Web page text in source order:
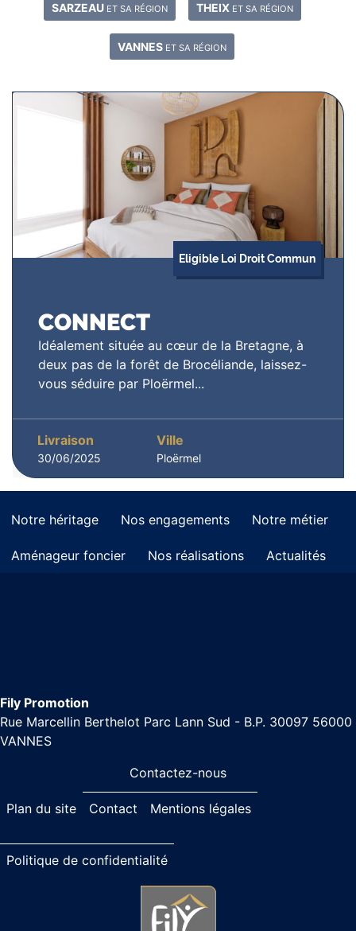
SARZEAU ET SA RÉGION THEIX ET SA RÉGION
VANNES ET SA RÉGION
Eligible Loi Droit Commun
CONNECT
Idéalement située au cœur de la Bretagne, à
deux pas de la forêt de Brocéliande, laissez-
vous séduire par Ploërmel...
Livraison
30/06/2025
Ville
Ploërmel
Notre héritage Nos engagements Notre métier
Aménageur foncier Nos réalisations Actualités
Fily Promotion
Rue Marcellin Berthelot Parc Lann Sud - B.P. 30097 56000
VANNES
Contactez-nous
Plan du site Contact Mentions légales
Politique de confidentialité